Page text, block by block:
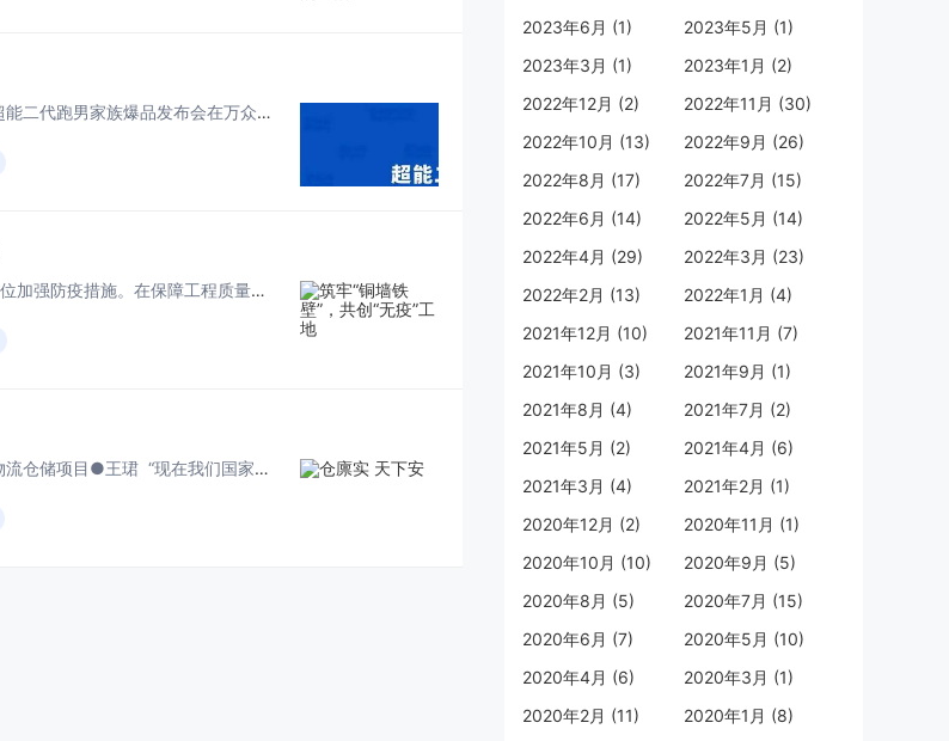
国白酒的魅力。
干便已经具
备“甲等金奖”的
无惧挑战，持续奔跑。今日，台铃集团战略暨超能二代跑男家族爆品发布会在万众期待中盛大举行，集团董事会领导、媒体嘉宾及全国的经销商通过直播参与了此次活动。随着新品的发布，旺季营销战役也拉开了序幕。 不忘初心，牢...
不忘初心，牢记使命，谱写辉煌
重发布了集团三年战略。“在台铃创立之初，我们
就想着能做好的电动车产品，不断用创新科技满足
人们对美好出行生活的向往，助力每一个人都能跑
得更远。”总裁在回顾过往的时候动容地说道。
“我们通过精心组织、科学调度、合理安排,全方位加强防疫措施。在保障工程质量与施工安全的前提下,把受疫情影响的时间抢回来,把建设进度赶上去。”冶金公司疫情防控专项负责人说。据了解,在防疫工作中,该公司各工程部严格落实防疫各项工作,...
——记中国二十二冶承建的中储粮唐山直属库物流仓储项目●王珺 “现在我们国家的科技真发达,我还以为这里是什么高新产业的厂区,没想到这一座座巨大的圆形建筑居然是咱们国家的粮仓。”家住开发区的李大爷,今天晨跑路过...
2023年6月 (1)
2023年5月 (1)
2023年3月 (1)
2023年1月 (2)
2022年12月 (2)
2022年11月 (30)
2022年10月 (13)
2022年9月 (26)
2022年8月 (17)
2022年7月 (15)
2022年6月 (14)
2022年5月 (14)
2022年4月 (29)
2022年3月 (23)
2022年2月 (13)
2022年1月 (4)
2021年12月 (10)
2021年11月 (7)
2021年10月 (3)
2021年9月 (1)
2021年8月 (4)
2021年7月 (2)
2021年5月 (2)
2021年4月 (6)
2021年3月 (4)
2021年2月 (1)
2020年12月 (2)
2020年11月 (1)
2020年10月 (10)
2020年9月 (5)
2020年8月 (5)
2020年7月 (15)
2020年6月 (7)
2020年5月 (10)
2020年4月 (6)
2020年3月 (1)
2020年2月 (11)
2020年1月 (8)